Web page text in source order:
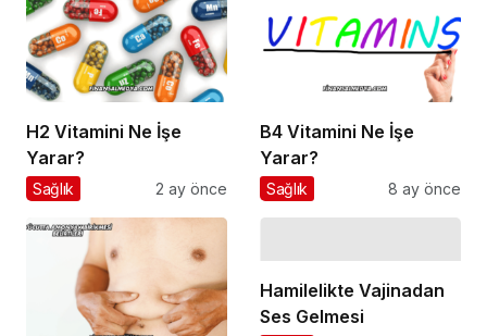
H2 Vitamini Ne İşe
Yarar?
Sağlık 2 ay önce
B4 Vitamini Ne İşe
Yarar?
Sağlık 8 ay önce
Hamilelikte Vajinadan
Ses Gelmesi